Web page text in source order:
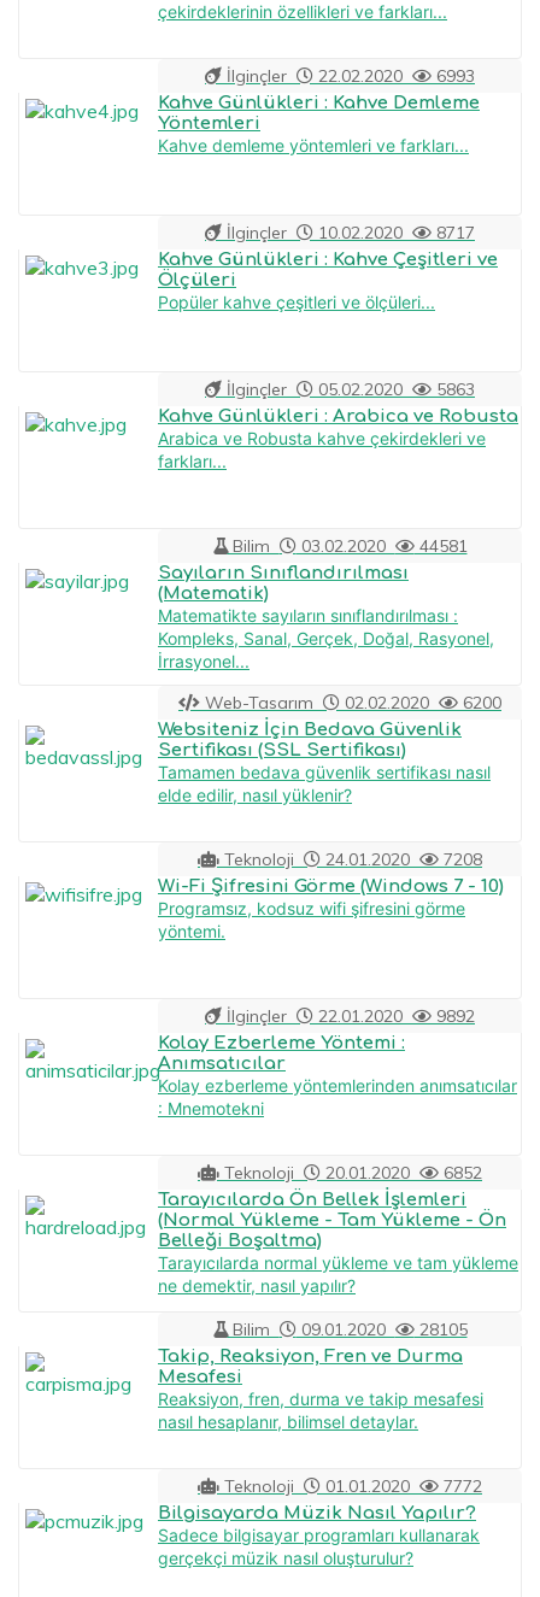
çekirdeklerinin özellikleri ve farkları...
İlginçler 22.02.2020 6993
Kahve Günlükleri : Kahve Demleme
Yöntemleri
Kahve demleme yöntemleri ve farkları...
İlginçler 10.02.2020 8717
Kahve Günlükleri : Kahve Çeşitleri ve
Ölçüleri
Popüler kahve çeşitleri ve ölçüleri...
İlginçler 05.02.2020 5863
Kahve Günlükleri : Arabica ve Robusta
Arabica ve Robusta kahve çekirdekleri ve
farkları...
Bilim 03.02.2020 44581
Sayıların Sınıflandırılması
(Matematik)
Matematikte sayıların sınıflandırılması :
Kompleks, Sanal, Gerçek, Doğal, Rasyonel,
İrrasyonel...
Web-Tasarım 02.02.2020 6200
Websiteniz İçin Bedava Güvenlik
Sertifikası (SSL Sertifikası)
Tamamen bedava güvenlik sertifikası nasıl
elde edilir, nasıl yüklenir?
Teknoloji 24.01.2020 7208
Wi-Fi Şifresini Görme (Windows 7 - 10)
Programsız, kodsuz wifi şifresini görme
yöntemi.
İlginçler 22.01.2020 9892
Kolay Ezberleme Yöntemi :
Anımsatıcılar
Kolay ezberleme yöntemlerinden anımsatıcılar
: Mnemotekni
Teknoloji 20.01.2020 6852
Tarayıcılarda Ön Bellek İşlemleri
(Normal Yükleme - Tam Yükleme - Ön
Belleği Boşaltma)
Tarayıcılarda normal yükleme ve tam yükleme
ne demektir, nasıl yapılır?
Bilim 09.01.2020 28105
Takip, Reaksiyon, Fren ve Durma
Mesafesi
Reaksiyon, fren, durma ve takip mesafesi
nasıl hesaplanır, bilimsel detaylar.
Teknoloji 01.01.2020 7772
Bilgisayarda Müzik Nasıl Yapılır?
Sadece bilgisayar programları kullanarak
gerçekçi müzik nasıl oluşturulur?